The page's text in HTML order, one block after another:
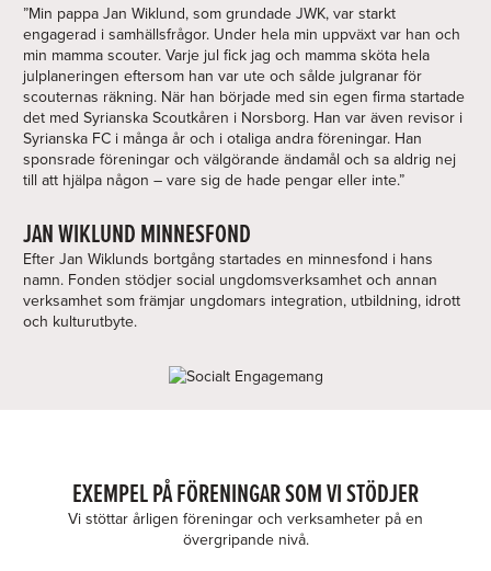
”Min pappa Jan Wiklund, som grundade JWK, var starkt
engagerad i samhällsfrågor. Under hela min uppväxt var han och
min mamma scouter. Varje jul fick jag och mamma sköta hela
julplaneringen eftersom han var ute och sålde julgranar för
scouternas räkning. När han började med sin egen firma startade
det med Syrianska Scoutkåren i Norsborg. Han var även revisor i
Syrianska FC i många år och i otaliga andra föreningar. Han
sponsrade föreningar och välgörande ändamål och sa aldrig nej
till att hjälpa någon – vare sig de hade pengar eller inte.”
JAN WIKLUND MINNESFOND
Efter Jan Wiklunds bortgång startades en minnesfond i hans
namn. Fonden stödjer social ungdomsverksamhet och annan
verksamhet som främjar ungdomars integration, utbildning, idrott
och kulturutbyte.
EXEMPEL PÅ FÖRENINGAR SOM VI STÖDJER
Vi stöttar årligen föreningar och verksamheter på en
övergripande nivå.